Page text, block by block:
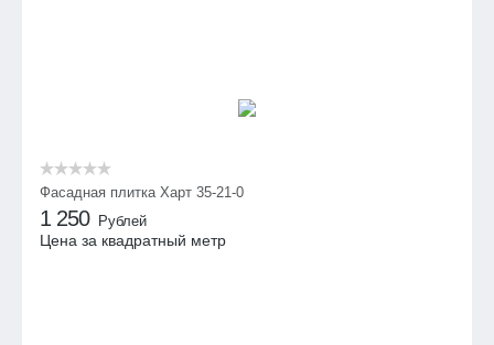
Фасадная плитка Харт 35-21-0
1 250 Рублей
Цена за квадратный метр